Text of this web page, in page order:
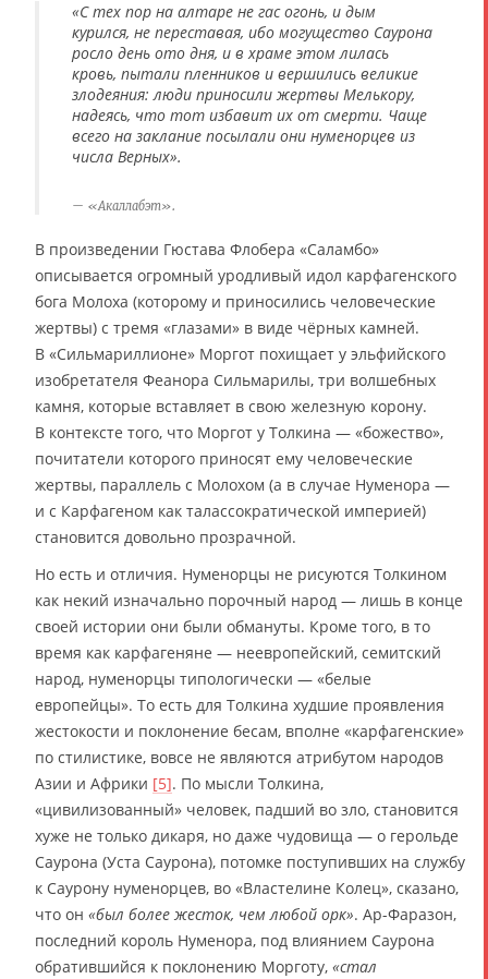
«С тех пор на алтаре не гас огонь, и дым
курился, не переставая, ибо могущество Саурона
росло день ото дня, и в храме этом лилась
кровь, пытали пленников и вершились великие
злодеяния: люди приносили жертвы Мелькору,
надеясь, что тот избавит их от смерти. Чаще
всего на заклание посылали они нуменорцев из
числа Верных».
«Акаллабэт».
В произведении Гюстава Флобера «Саламбо»
описывается огромный уродливый идол карфагенского
бога Молоха (которому и приносились человеческие
жертвы) с тремя «глазами» в виде чёрных камней.
В «Сильмариллионе» Моргот похищает у эльфийского
изобретателя Феанора Сильмарилы, три волшебных
камня, которые вставляет в свою железную корону.
В контексте того, что Моргот у Толкина — «божество»,
почитатели которого приносят ему человеческие
жертвы, параллель с Молохом (а в случае Нуменора —
и с Карфагеном как талассократической империей)
становится довольно прозрачной.
Но есть и отличия. Нуменорцы не рисуются Толкином
как некий изначально порочный народ — лишь в конце
своей истории они были обмануты. Кроме того, в то
время как карфагеняне — неевропейский, семитский
народ, нуменорцы типологически — «белые
европейцы». То есть для Толкина худшие проявления
жестокости и поклонение бесам, вполне «карфагенские»
по стилистике, вовсе не являются атрибутом народов
Азии и Африки [5]. По мысли Толкина,
«цивилизованный» человек, падший во зло, становится
хуже не только дикаря, но даже чудовища — о герольде
Саурона (Уста Саурона), потомке поступивших на службу
к Саурону нуменорцев, во «Властелине Колец», сказано,
что он «был более жесток, чем любой орк». Ар-Фаразон,
последний король Нуменора, под влиянием Саурона
обратившийся к поклонению Морготу, «стал